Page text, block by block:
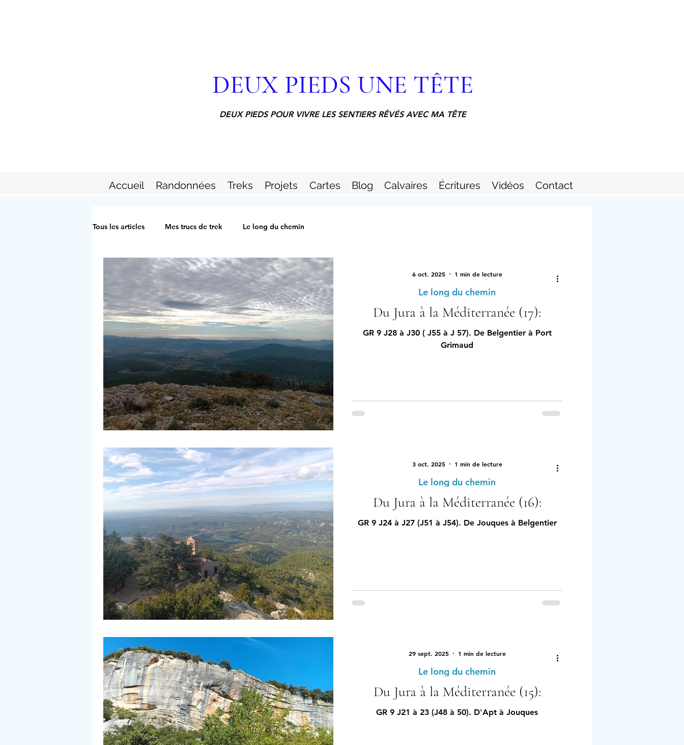
DEUX PIEDS UNE TÊTE
DEUX PIEDS POUR VIVRE LES SENTIERS RÊVÉS AVEC MA TÊTE
Accueil Randonnées Treks Projets Cartes Blog Calvaires Écritures Vidéos Contact
Tous les articles Mes trucs de trek Le long du chemin
Du Jura à la Méditerranée (17):
GR 9 J28 à J30 ( J55 à J 57). De Belgentier à Port
Grimaud
Le long du chemin
6 oct. 2025 1 min de lecture
Du Jura à la Méditerranée (16):
GR 9 J24 à J27 (J51 à J54). De Jouques à Belgentier
Le long du chemin
3 oct. 2025 1 min de lecture
Du Jura à la Méditerranée (15):
GR 9 J21 à 23 (J48 à 50). D'Apt à Jouques
Le long du chemin
29 sept. 2025 1 min de lecture